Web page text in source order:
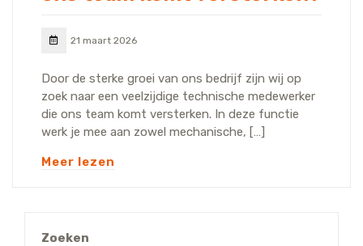
21 maart 2026
Door de sterke groei van ons bedrijf zijn wij op
zoek naar een veelzijdige technische medewerker
die ons team komt versterken. In deze functie
werk je mee aan zowel mechanische, […]
Meer lezen
Zoeken